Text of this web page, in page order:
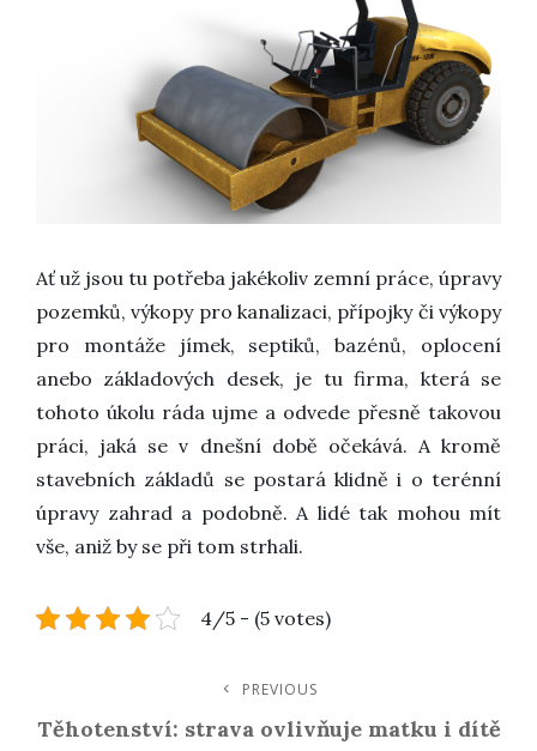
Ať už jsou tu potřeba jakékoliv zemní práce, úpravy
pozemků, výkopy pro kanalizaci, přípojky či výkopy
pro montáže jímek, septiků, bazénů, oplocení
anebo základových desek, je tu firma, která se
tohoto úkolu ráda ujme a odvede přesně takovou
práci, jaká se v dnešní době očekává. A kromě
stavebních základů se postará klidně i o terénní
úpravy zahrad a podobně. A lidé tak mohou mít
vše, aniž by se při tom strhali.
4/5 - (5 votes)
Post
PREVIOUS
Těhotenství: strava ovlivňuje matku i dítě